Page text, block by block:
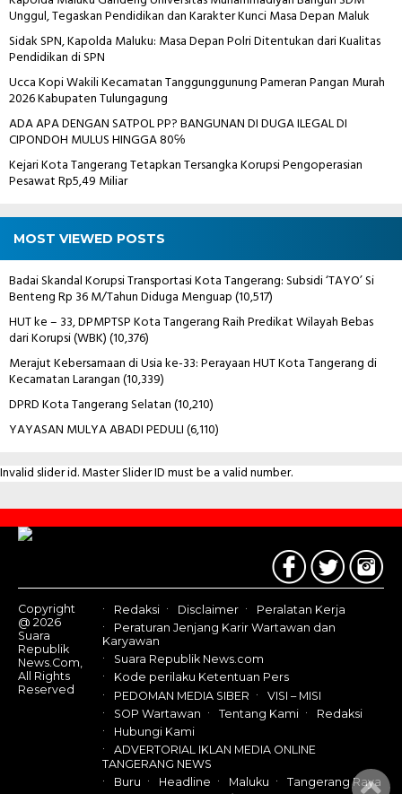
Unggul, Tegaskan Pendidikan dan Karakter Kunci Masa Depan Maluk
Sidak SPN, Kapolda Maluku: Masa Depan Polri Ditentukan dari Kualitas
Pendidikan di SPN
Ucca Kopi Wakili Kecamatan Tanggunggunung Pameran Pangan Murah
2026 Kabupaten Tulungagung
ADA APA DENGAN SATPOL PP? BANGUNAN DI DUGA ILEGAL DI
CIPONDOH MULUS HINGGA 80℅
Kejari Kota Tangerang Tetapkan Tersangka Korupsi Pengoperasian
Pesawat Rp5,49 Miliar
MOST VIEWED POSTS
Badai Skandal Korupsi Transportasi Kota Tangerang: Subsidi ‘TAYO’ Si
Benteng Rp 36 M/Tahun Diduga Menguap(10,517)
HUT ke – 33, DPMPTSP Kota Tangerang Raih Predikat Wilayah Bebas
dari Korupsi (WBK)(10,376)
Merajut Kebersamaan di Usia ke-33: Perayaan HUT Kota Tangerang di
Kecamatan Larangan(10,339)
DPRD Kota Tangerang Selatan(10,210)
YAYASAN MULYA ABADI PEDULI(6,110)
Invalid slider id. Master Slider ID must be a valid number.
Contact
Us
Copyright
@ 2026
Suara
Republik
News.Com,
All Rights
Reserved
Redaksi Disclaimer
Peralatan Kerja
Peraturan Jenjang Karir Wartawan dan
Karyawan
Suara Republik News.com
Kode perilaku Ketentuan Pers
PEDOMAN MEDIA SIBER
VISI – MISI
SOP Wartawan
Tentang Kami
Redaksi
Hubungi Kami
ADVERTORIAL IKLAN MEDIA ONLINE
TANGERANG NEWS
Buru
Headline Maluku
Tangerang Raya